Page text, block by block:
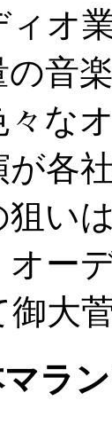
ィオ
の音
々な
が各
狙い
オー
御大
マラ